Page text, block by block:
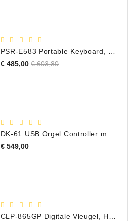
PSR-E583 Portable Keyboard, 61 Toetsen
€ 485,00 Normale
€ 603,80Prijs
€ 549,00Prijs